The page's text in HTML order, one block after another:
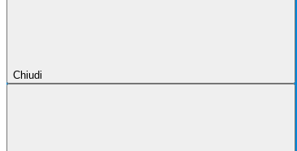
Chiudi